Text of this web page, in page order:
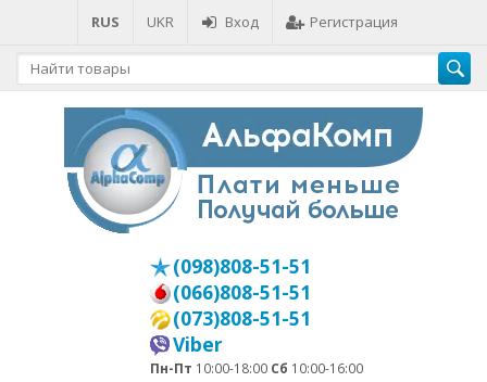
RUS UKR Вход Регистрация
(098)808-51-51
(066)808-51-51
(073)808-51-51
Viber
Пн-Пт 10:00-18:00 Сб 10:00-16:00